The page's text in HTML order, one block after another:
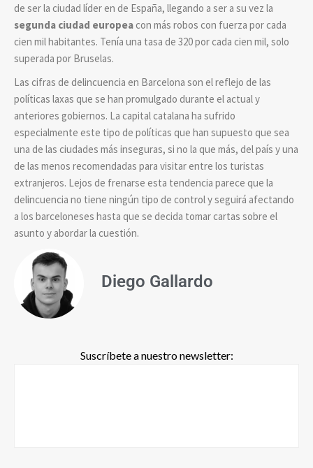
de ser la ciudad líder en de España, llegando a ser a su vez la
segunda ciudad europeacon más robos con fuerza por cada
cien mil habitantes. Tenía una tasa de 320 por cada cien mil, solo
superada por Bruselas.
Las cifras de delincuencia en Barcelona son el reflejo de las
políticas laxas que se han promulgado durante el actual y
anteriores gobiernos. La capital catalana ha sufrido
especialmente este tipo de políticas que han supuesto que sea
una de las ciudades más inseguras, si no la que más, del país y una
de las menos recomendadas para visitar entre los turistas
extranjeros. Lejos de frenarse esta tendencia parece que la
delincuencia no tiene ningún tipo de control y seguirá afectando
a los barceloneses hasta que se decida tomar cartas sobre el
asunto y abordar la cuestión.
Diego Gallardo
Suscríbete a nuestro newsletter: